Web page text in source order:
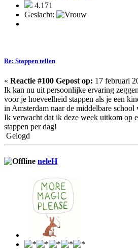
4.171
Geslacht:
Re: Stappen tellen
« Reactie #100 Gepost op: 17 februari
Ik kan nu uit persoonlijke ervaring
voor je hoeveelheid stappen als je een
in Amsterdam naar de middelbare school
Ik verwacht dat ik deze week uitkom op
stappen per dag!
Gelogd
neleH